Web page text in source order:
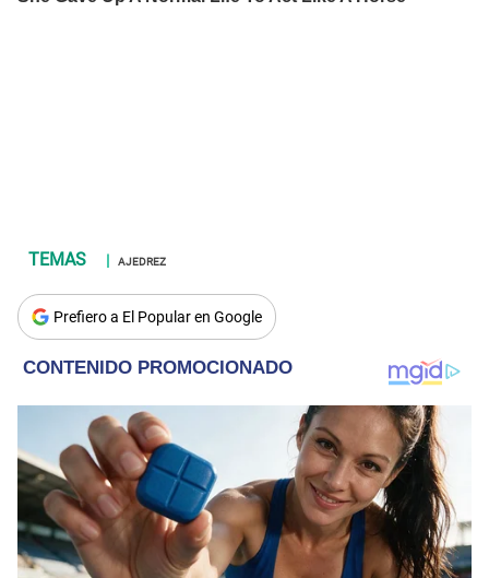
AJEDREZ
Prefiero a El Popular en Google